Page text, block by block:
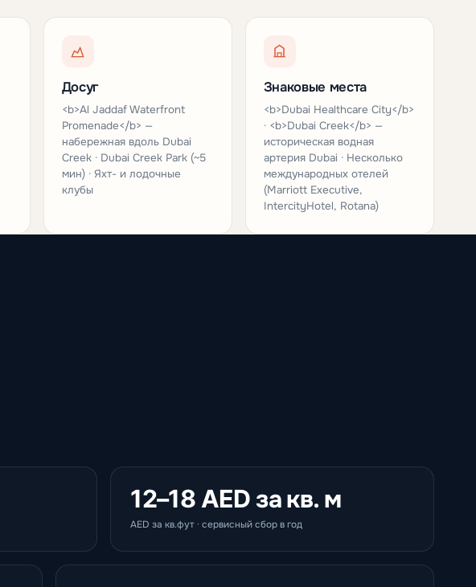
Досуг
<b>Al Jaddaf Waterfront
Promenade</b> —
набережная вдоль Dubai
Creek · Dubai Creek Park (~5
мин) · Яхт- и лодочные
клубы
Знаковые места
<b>Dubai Healthcare City</b>
· <b>Dubai Creek</b> —
историческая водная
артерия Dubai · Несколько
международных отелей
(Marriott Executive,
IntercityHotel, Rotana)
12–18 AED за кв. м
AED за кв.фут · сервисный сбор в год